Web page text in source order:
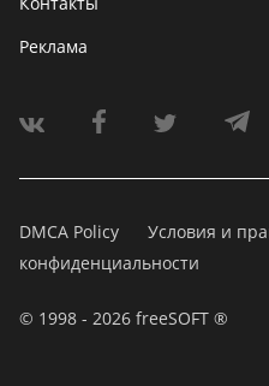
Реклама
DMCA Policy Условия и
конфиденциальности
© 1998 - 2026 freeSOFT ®